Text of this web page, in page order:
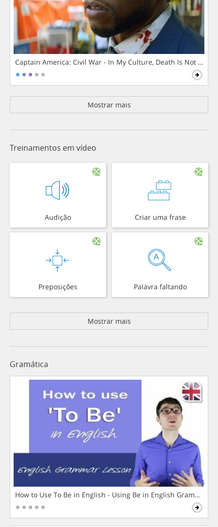
Captain America: Civil War - In My Culture, Death Is Not The
Mostrar mais
Treinamentos em vídeo
Audição Criar uma frase
Preposições Palavra faltando
Mostrar mais
Gramática
How to Use To Be in English - Using Be in English Grammar